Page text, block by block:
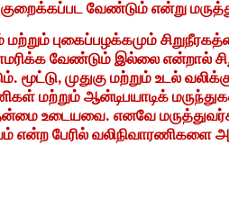
வேண்டும் என்று
மற்றும் புகைப்பழக்கமும்
வேண்டும் இல்லை என்றால்
மூட்டு, முதுகு மற்றும் உடல்
மற்றும் ஆன்டிபயாடிக்
உடையவை. எனவே
என்ற பேரில் வலிநிவாரணிகளை